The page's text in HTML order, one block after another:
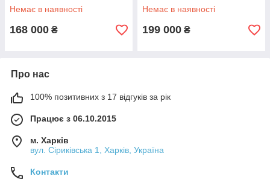
Немає в наявності
168 000 ₴
Немає в наявності
199 000 ₴
Про нас
100% позитивних з 17 відгуків за рік
Працює з 06.10.2015
м. Харків
вул. Сіриківська 1, Харків, Україна
Контакти